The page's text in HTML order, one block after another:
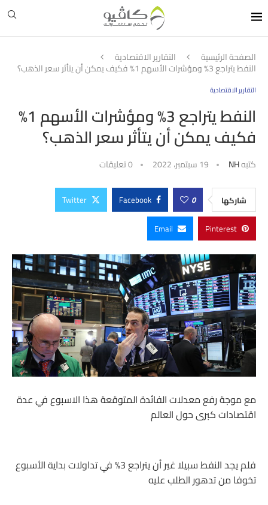
الصفحة الرئيسية التقارير الاقتصادية
النفط يتراجع 3% ومؤشرات الأسهم 1% فكيف يمكن أن يتأثر سعر الذهب؟
التقارير الاقتصادية
النفط يتراجع 3% ومؤشرات الأسهم 1%
فكيف يمكن أن يتأثر سعر الذهب؟
كتبهNH 19 سبتمبر، 2022 0 تعليقات
شاركها 0
Facebook
Twitter
Pinterest
Email
مع موجة رفع معدلات الفائدة المتوقعة هذا الاسبوع في عدة
اقتصادات كبرى حول العالم
فلم يجد النفط سبيلا غير أن يتراجع 3% في تداولات بداية الأسبوع
تخوفا من تدهور الطلب عليه